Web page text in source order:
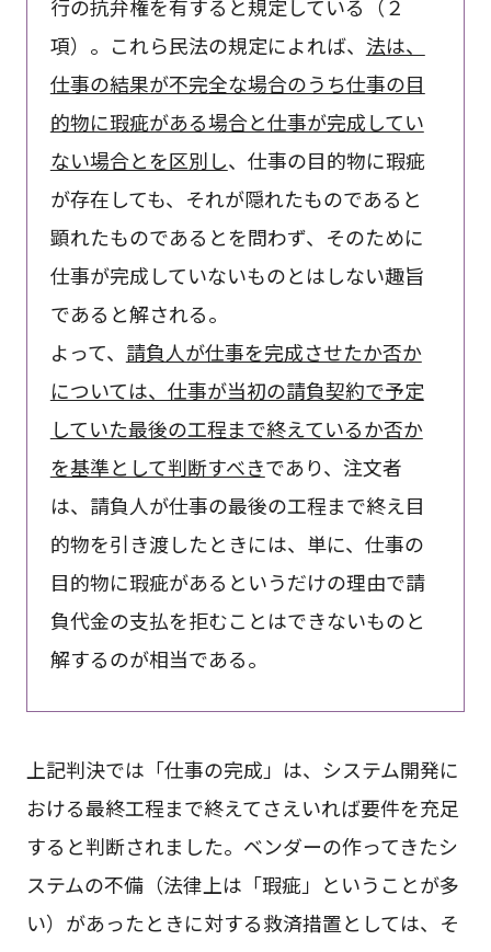
行の抗弁権を有すると規定している（２
項）。これら民法の規定によれば、 法は、
仕事の結果が不完全な場合のうち仕事の目
的物に瑕疵がある場合と仕事が完成してい
ない場合とを区別し、仕事の目的物に瑕疵
が存在しても、それが隠れたものであると
顕れたものであるとを問わず、そのために
仕事が完成していないものとはしない趣旨
であると解される。
よって、 請負人が仕事を完成させたか否か
については、仕事が当初の請負契約で予定
していた最後の工程まで終えているか否か
を基準として判断すべきであり、注文者
は、請負人が仕事の最後の工程まで終え目
的物を引き渡したときには、単に、仕事の
目的物に瑕疵があるというだけの理由で請
負代金の支払を拒むことはできないものと
解するのが相当である。
上記判決では「仕事の完成」は、システム開発に
おける最終工程まで終えてさえいれば要件を充足
すると判断されました。ベンダーの作ってきたシ
ステムの不備（法律上は「瑕疵」ということが多
い）があったときに対する救済措置としては、そ